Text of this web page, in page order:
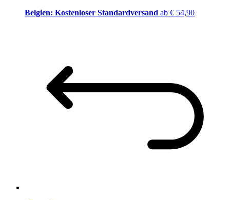
Belgien: Kostenloser Standardversand ab € 54,90